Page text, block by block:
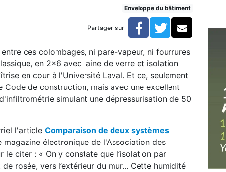
les passions! Enveloppe du bâtiment
Partager sur Facebook
TwitterCourriel
ces colombages, ni pare-vapeur, ni fourrures
en 2x6 avec laine de verre et isolation
en cour à l'Université Laval. Et ce, seulement
de construction, mais avec une excellent
simulant une dépressurisation de 50
l'article Comparaison de deux systèmes
magazine électronique de l'Association des
citer : « On y constate que l’isolation par
rosée, vers l’extérieur du mur... Cette humidité